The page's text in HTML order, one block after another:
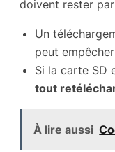
doivent rester
Un
peut
Si la carte SD
tout
À lire aussi